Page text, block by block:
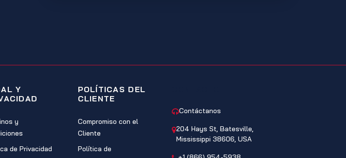
Y
y
de Privacidad
POLÍTICAS DEL
CLIENTE
Compromiso con el
Cliente
Política de
Contáctanos
204 Hays St, Batesville,
Mississippi 38606, USA